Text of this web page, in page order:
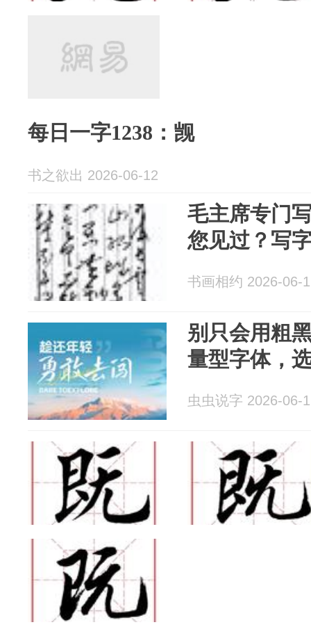
每日一字1238：觊
书之欲出 2026-06-12
毛主席专门
您见过？写
书画相约 2026-06-
别只会用粗
量型字体，
虫虫说字 2026-06-